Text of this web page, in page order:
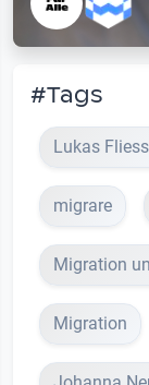
#Tags
Lukas
migrare
Migration
Migration